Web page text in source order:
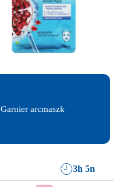
Garnier arcmaszk
3h 5n